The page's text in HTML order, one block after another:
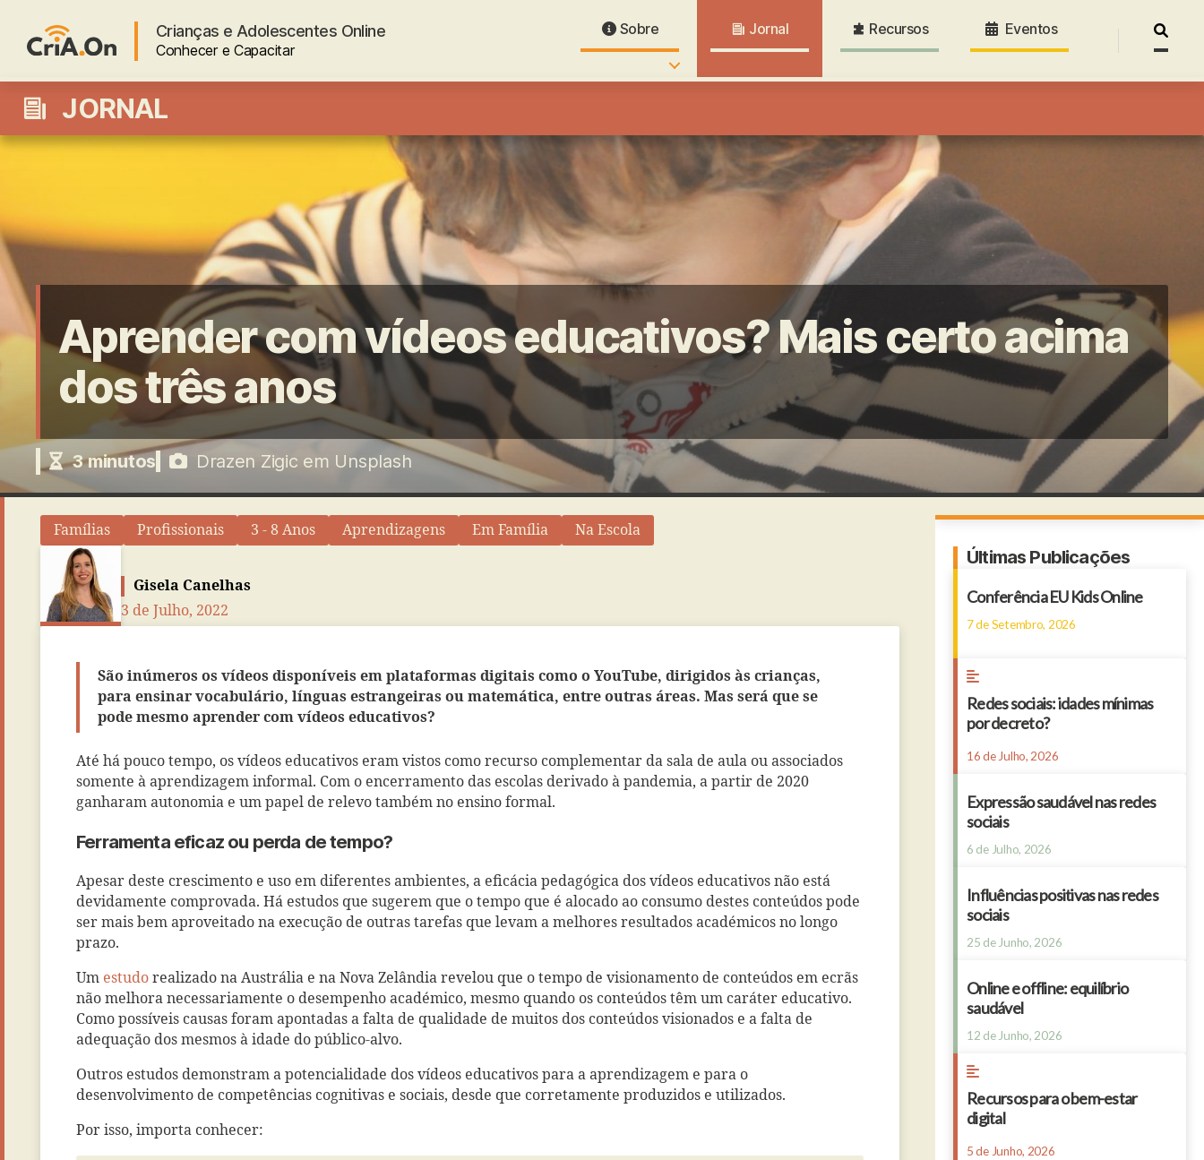
Crianças e Adolescentes Online
Conhecer e Capacitar
Sobre Jornal Recursos Eventos
por:
JORNAL
Aprender com vídeos educativos? Mais certo acima
dos três anos
3minutos Drazen Zigic em Unsplash
Famílias Profissionais 3 - 8 Anos Aprendizagens Em Família Na Escola
Gisela Canelhas
3 de Julho, 2022
São inúmeros os vídeos disponíveis em plataformas digitais como o YouTube, dirigidos às crianças,
para ensinar vocabulário, línguas estrangeiras ou matemática, entre outras áreas. Mas será que se
pode mesmo aprender com vídeos educativos?
Até há pouco tempo, os vídeos educativos eram vistos como recurso complementar da sala de aula ou associados
somente à aprendizagem informal. Com o encerramento das escolas derivado à pandemia, a partir de 2020
ganharam autonomia e um papel de relevo também no ensino formal.
Ferramenta eficaz ou perda de tempo?
Apesar deste crescimento e uso em diferentes ambientes, a eficácia pedagógica dos vídeos educativos não está
devidamente comprovada. Há estudos que sugerem que o tempo que é alocado ao consumo destes conteúdos pode
ser mais bem aproveitado na execução de outras tarefas que levam a melhores resultados académicos no longo
prazo.
Um estudo realizado na Austrália e na Nova Zelândia revelou que o tempo de visionamento de conteúdos em ecrãs
não melhora necessariamente o desempenho académico, mesmo quando os conteúdos têm um caráter educativo.
Como possíveis causas foram apontadas a falta de qualidade de muitos dos conteúdos visionados e a falta de
adequação dos mesmos à idade do público-alvo.
Outros estudos demonstram a potencialidade dos vídeos educativos para a aprendizagem e para o
desenvolvimento de competências cognitivas e sociais, desde que corretamente produzidos e utilizados.
Por isso, importa conhecer:
Últimas Publicações
Conferência EU Kids Online
7 de Setembro, 2026
Redes sociais: idades mínimas
por decreto?
16 de Julho, 2026
Expressão saudável nas redes
sociais
6 de Julho, 2026
Influências positivas nas redes
sociais
25 de Junho, 2026
Online e offline: equilíbrio
saudável
12 de Junho, 2026
Recursos para o bem-estar
digital
5 de Junho, 2026